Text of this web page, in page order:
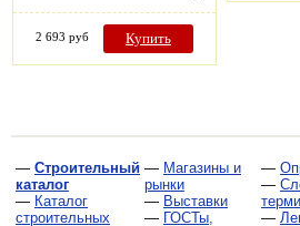
2 693 руб Купить
— Строительный
каталог
— Каталог
строительных
— Магазины и
рынки
— Выставки
— ГОСТы,
—
—
—